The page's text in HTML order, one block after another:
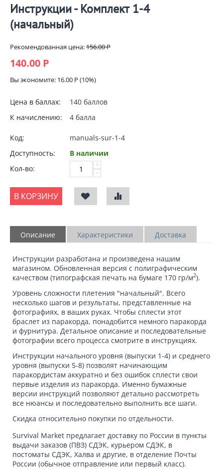
Инструкции - Комплект 1-4
(начальный)
Рекомендованная цена:156.00Р
140.00 Р
Вы экономите: 16.00 Р (10%)
Цена в баллах:
140 баллов
К начислению:
4 балла
Код:
manuals-sur-1-4
Доступность:
В наличии
Кол-во:
+
−
В КОРЗИНУ
Описание Характеристики Доставка
Инструкции разработана и произведена нашим
магазином. Обновленная версия с полиграфическим
качеством (типографская печать на бумаге 170 гр/м2).
Уровень сложности плетения "начальный". Всего
несколько шагов и результаты, представленные на
фотографиях, в ваших руках. Чтобы сплести этот
браслет из паракорда, понадобится немного паракорда
и фурнитура. Детальное описание и последовательные
фотографии всего процесса смотрите в инструкциях.
Инструкции начального уровня (выпуски 1-4) и среднего
уровня (выпуски 5-8) позволят начинающим
паракордистам аккуратно и без ошибок сплести свои
первые изделия из паракорда. Именно бумажные
версии инструкций позволяют детально рассмотреть
все нюансы и последовательно выполнить все шаги.
Скидка относительно покупки по отдельности.
Survival Market предлагает доставку по России в пункты
выдачи заказов (ПВЗ) СДЭК, курьером СДЭК, в
постоматы СДЭК, Халва и другие, в отделение Почты
России (обычное отправление или первый класс).